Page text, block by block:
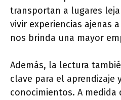
transportan a lugares
vivir experiencias ajenas
nos brinda una mayor
Además, la lectura
clave para el aprendizaje
conocimientos. A medida